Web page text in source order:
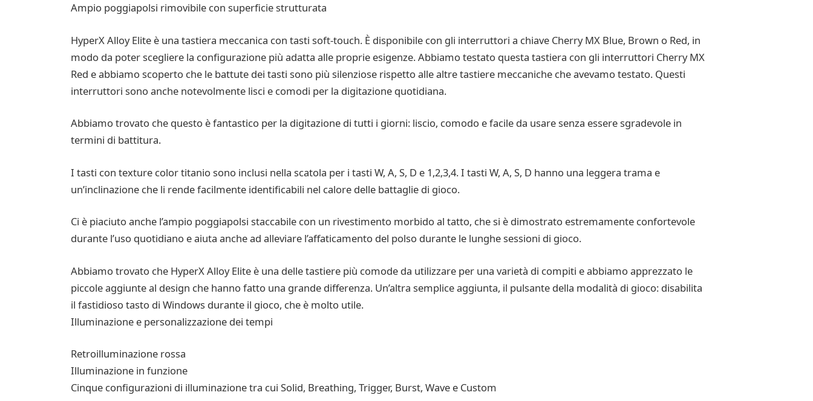
Ampio poggiapolsi rimovibile con superficie strutturata
HyperX Alloy Elite è una tastiera meccanica con tasti soft-touch. È disponibile con gli interruttori a chiave Cherry MX Blue, Brown o Red, in
modo da poter scegliere la configurazione più adatta alle proprie esigenze. Abbiamo testato questa tastiera con gli interruttori Cherry MX
Red e abbiamo scoperto che le battute dei tasti sono più silenziose rispetto alle altre tastiere meccaniche che avevamo testato. Questi
interruttori sono anche notevolmente lisci e comodi per la digitazione quotidiana.
Abbiamo trovato che questo è fantastico per la digitazione di tutti i giorni: liscio, comodo e facile da usare senza essere sgradevole in
termini di battitura.
I tasti con texture color titanio sono inclusi nella scatola per i tasti W, A, S, D e 1,2,3,4. I tasti W, A, S, D hanno una leggera trama e
un’inclinazione che li rende facilmente identificabili nel calore delle battaglie di gioco.
Ci è piaciuto anche l’ampio poggiapolsi staccabile con un rivestimento morbido al tatto, che si è dimostrato estremamente confortevole
durante l’uso quotidiano e aiuta anche ad alleviare l’affaticamento del polso durante le lunghe sessioni di gioco.
Abbiamo trovato che HyperX Alloy Elite è una delle tastiere più comode da utilizzare per una varietà di compiti e abbiamo apprezzato le
piccole aggiunte al design che hanno fatto una grande differenza. Un’altra semplice aggiunta, il pulsante della modalità di gioco: disabilita
il fastidioso tasto di Windows durante il gioco, che è molto utile.
Illuminazione e personalizzazione dei tempi
Retroilluminazione rossa
Illuminazione in funzione
Cinque configurazioni di illuminazione tra cui Solid, Breathing, Trigger, Burst, Wave e Custom